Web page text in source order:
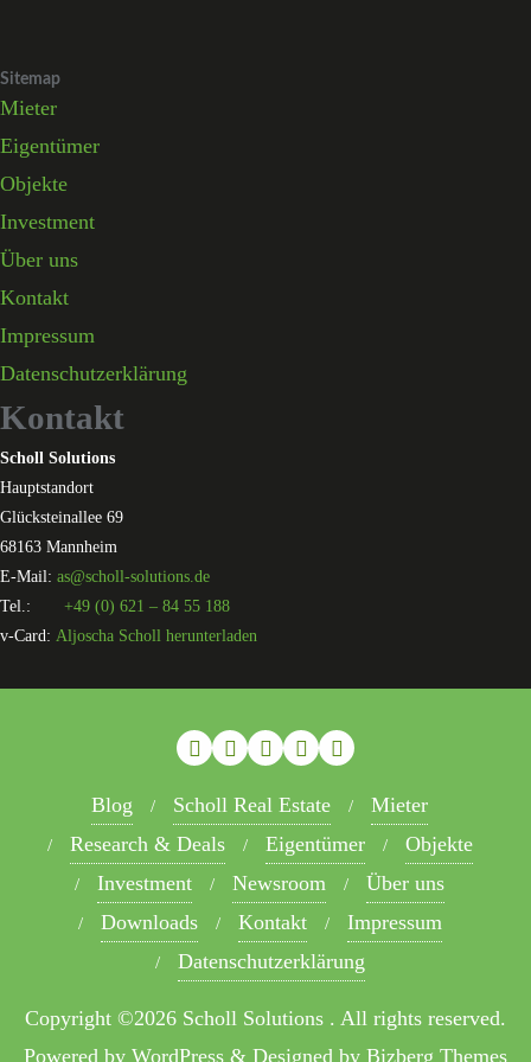
content
Sitemap
Mieter
Eigentümer
Objekte
Investment
Über uns
Kontakt
Impressum
Datenschutzerklärung
Kontakt
Scholl Solutions
Hauptstandort
Glücksteinallee 69
68163 Mannheim
E-Mail: as@scholl-solutions.de
Tel.: +49 (0) 621 – 84 55 188
v-Card: Aljoscha Scholl herunterladen
Blog Scholl Real Estate
Mieter
Research & Deals
Eigentümer
Objekte
Investment
Newsroom
Über uns
Downloads
Kontakt
Impressum
Datenschutzerklärung
Copyright ©2026 Scholl Solutions . All rights reserved.
Powered by WordPress & Designed by Bizberg Themes